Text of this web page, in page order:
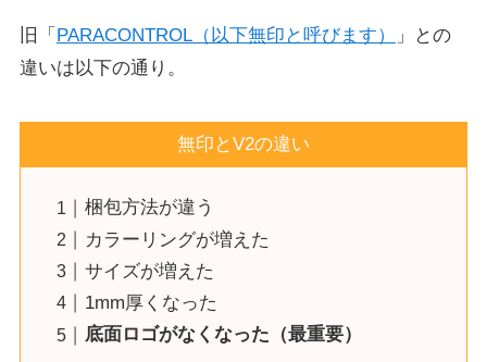
旧「 PARACONTROL（以下無印と呼びます）
」との
違いは以下の通り。
無印とV2の違い
梱包方法が違う
カラーリングが増えた
サイズが増えた
1mm厚くなった
底面ロゴがなくなった（最重要）